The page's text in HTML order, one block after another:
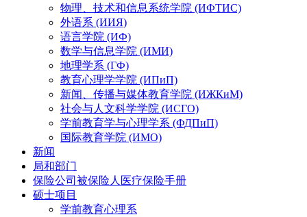
物理、技术和信息系统学院 (ИФТИС)
外语系 (ИИЯ)
语言学院 (ИФ)
数学与信息学院 (ИМИ)
地理学系 (ГФ)
教育心理学学院 (ИПиП)
新闻、传播与媒体教育学院 (ИЖКиМ)
社会与人文科学学院 (ИСГО)
学前教育学与心理学系 (ФДПиП)
国际教育学院 (ИМО)
新闻
局和部门
保险公司被保险人医疗保险手册
硕士项目
学前教育心理系